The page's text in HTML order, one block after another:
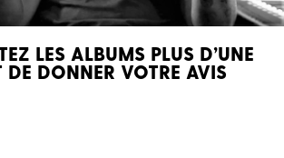
LES ALBUMS PLUS D’UNE
DE DONNER VOTRE AVIS